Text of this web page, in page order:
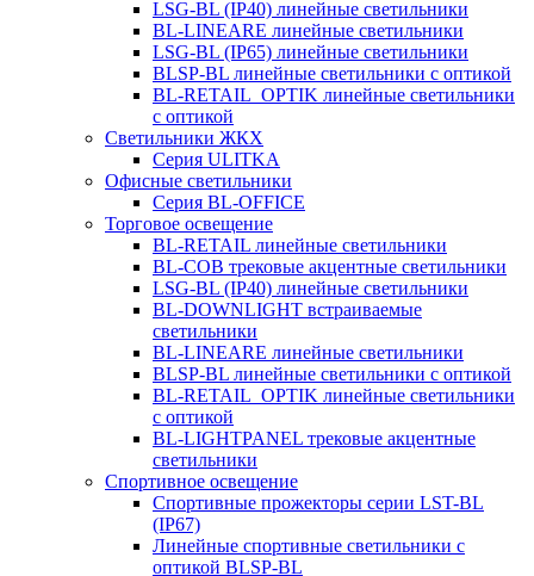
LSG-BL (IP40) линейные светильники
BL-LINEARE линейные светильники
LSG-BL (IP65) линейные светильники
BLSP-BL линейные светильники с оптикой
BL-RETAIL_OPTIK линейные светильники
с оптикой
Светильники ЖКХ
Серия ULITKA
Офисные светильники
Серия BL-OFFICE
Торговое освещение
BL-RETAIL линейные светильники
BL-COB трековые акцентные светильники
LSG-BL (IP40) линейные светильники
BL-DOWNLIGHT встраиваемые
светильники
BL-LINEARE линейные светильники
BLSP-BL линейные светильники с оптикой
BL-RETAIL_OPTIK линейные светильники
с оптикой
BL-LIGHTPANEL трековые акцентные
светильники
Спортивное освещение
Спортивные прожекторы серии LST-BL
(IP67)
Линейные спортивные светильники с
оптикой BLSP-BL